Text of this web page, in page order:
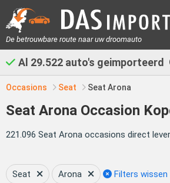
De betrouwbare route naar uw droomauto
Al 29.522 auto's geimporteerd
Occasions Seat Seat Arona
Seat Arona Occasion
221.096 Seat Arona occasions direct
Seat Arona Filters wissen